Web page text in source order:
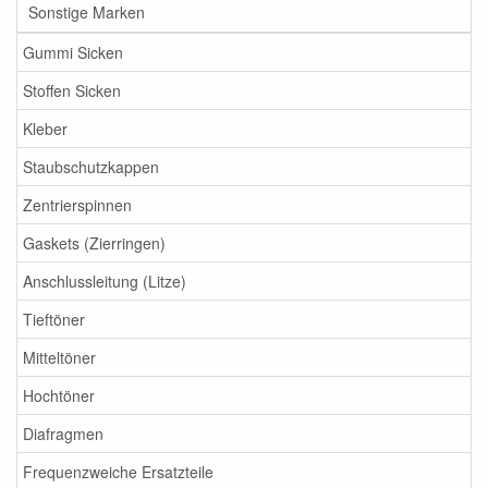
Sonstige Marken
Gummi Sicken
Stoffen Sicken
Kleber
Staubschutzkappen
Zentrierspinnen
Gaskets (Zierringen)
Anschlussleitung (Litze)
Tieftöner
Mitteltöner
Hochtöner
Diafragmen
Frequenzweiche Ersatzteile